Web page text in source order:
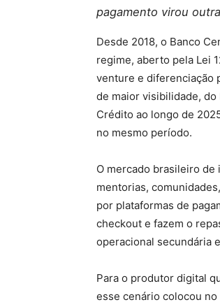
pagamento virou
Desde 2018, o Banco
regime, aberto pela Lei
venture e diferenciação
de maior visibilidade, do
Crédito ao longo de
no mesmo período.
O mercado brasileiro
mentorias,
por plataformas de
checkout e fazem o
operacional secundária
Para o produtor digital
esse cenário colocou